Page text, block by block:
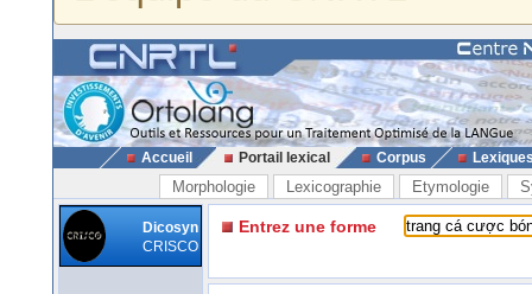
Accueil Portail lexical Corpus
Morphologie Lexicographie Etymologie
Dicosyn
CRISCO
Entrez une forme